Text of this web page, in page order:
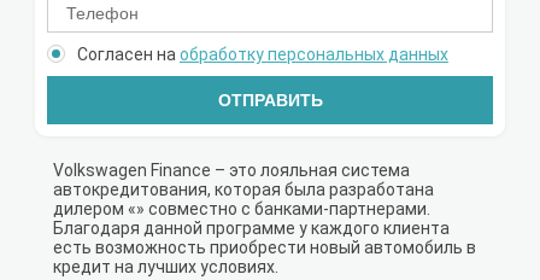
Согласен на обработку персональных данных
ОТПРАВИТЬ
Volkswagen Finance – это лояльная система
автокредитования, которая была разработана
дилером «» совместно с банками-партнерами.
Благодаря данной программе у каждого клиента
есть возможность приобрести новый автомобиль в
кредит на лучших условиях.